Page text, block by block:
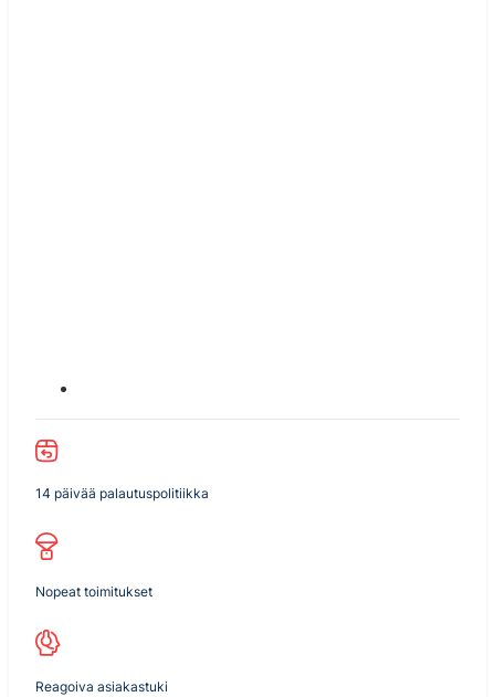
14 päivää palautuspolitiikka
Nopeat toimitukset
Reagoiva asiakastuki